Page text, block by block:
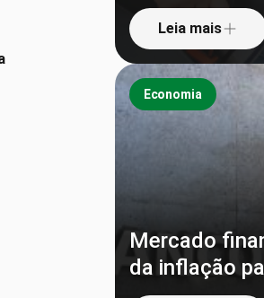
Leia mais
Economia
Mercado
da inflação